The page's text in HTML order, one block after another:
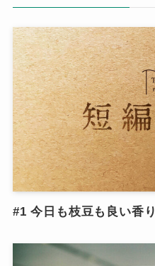
#1 今日も枝豆も良い香り